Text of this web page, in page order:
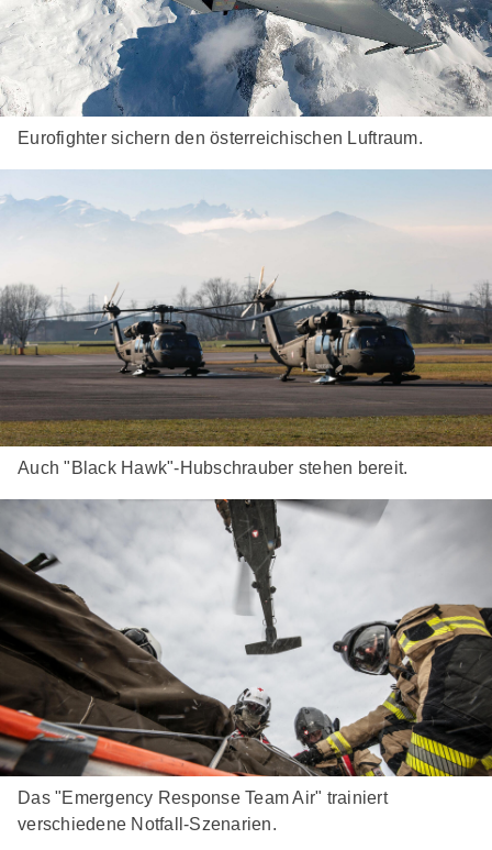
Eurofighter sichern den österreichischen Luftraum.
Auch "Black Hawk"-Hubschrauber stehen bereit.
Das "Emergency Response Team Air" trainiert
verschiedene Notfall-Szenarien.